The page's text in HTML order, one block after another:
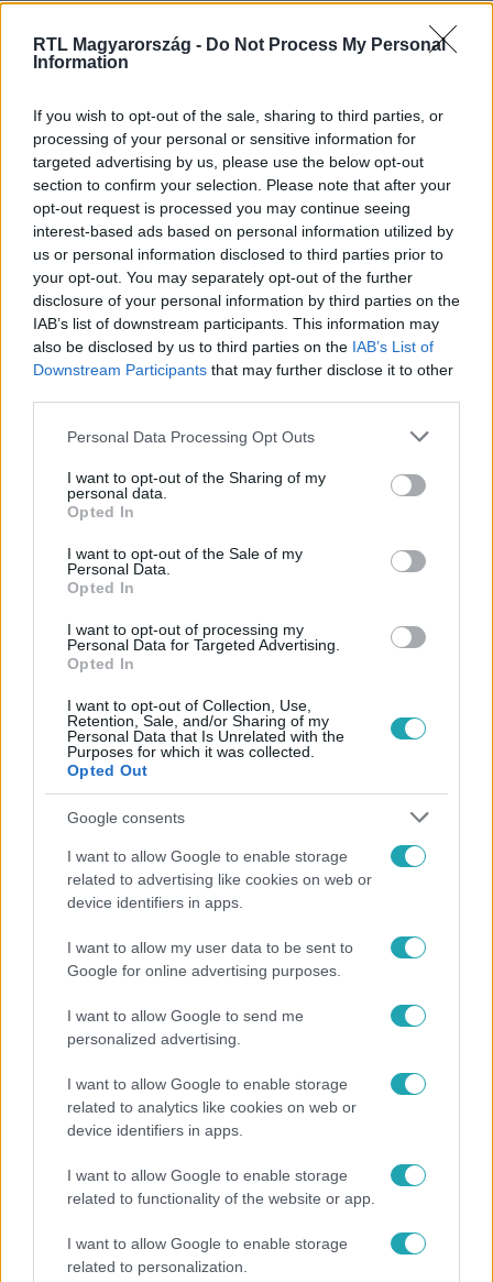
RTL Magyarország - Do Not Process My Personal
Information
If you wish to opt-out of the sale, sharing to third parties, or
processing of your personal or sensitive information for
targeted advertising by us, please use the below opt-out
section to confirm your selection. Please note that after your
opt-out request is processed you may continue seeing
interest-based ads based on personal information utilized by
us or personal information disclosed to third parties prior to
your opt-out. You may separately opt-out of the further
disclosure of your personal information by third parties on the
IAB’s list of downstream participants. This information may
also be disclosed by us to third parties on the IAB’s List of
Downstream Participants that may further disclose it to other
Please note that this website/app uses one or more Google
not limited to your visit or usage behaviour. You may click to
grant or deny consent to Google and its third-party tags to
use your data for below specified purposes in below Google
consent section.
Personal Data Processing Opt Outs
I want to opt-out of the Sharing of my
personal data.
Opted In
I want to opt-out of the Sale of my
Personal Data.
Opted In
I want to opt-out of processing my
Personal Data for Targeted Advertising.
Opted In
I want to opt-out of Collection, Use,
Retention, Sale, and/or Sharing of my
Personal Data that Is Unrelated with the
Purposes for which it was collected.
Opted Out
Google consents
I want to allow Google to enable storage
related to advertising like cookies on web or
device identifiers in apps.
I want to allow my user data to be sent to
Google for online advertising purposes.
I want to allow Google to send me
personalized advertising.
I want to allow Google to enable storage
related to analytics like cookies on web or
device identifiers in apps.
I want to allow Google to enable storage
related to functionality of the website or app.
I want to allow Google to enable storage
related to personalization.
Kövess minket, és értesülj a friss hírekről a
Facebookon is!
Követem
BULVÁR #SZABÓ ERIKA #ÁZSIA # DURIÁN
Népszerű
„Ha olyan ember keresne meg, akkor sem
megkeresésekkel kapcsolatban